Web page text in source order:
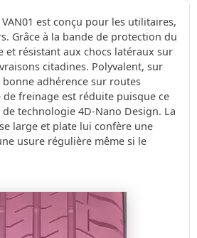
est conçu pour les utilitaires,
Grâce à la bande de protection du
et résistant aux chocs latéraux sur
citadines. Polyvalent, sur
adhérence sur routes
de freinage est réduite puisque ce
technologie 4D-Nano Design. La
large et plate lui confère une
usure régulière même si le